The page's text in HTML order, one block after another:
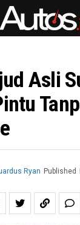
Asli
Ryan Published